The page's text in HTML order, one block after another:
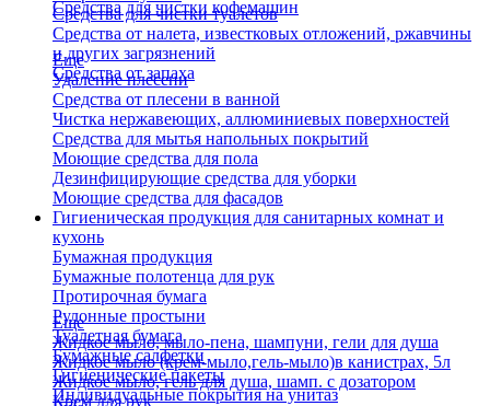
Средства для чистки кофемашин
Средства для чистки туалетов
Средства от налета, известковых отложений, ржавчины
и других загрязнений
Средства от запаха
Еще
Удаление плесени
Средства от плесени в ванной
Чистка нержавеющих, аллюминиевых поверхностей
Средства для мытья напольных покрытий
Моющие средства для пола
Дезинфицирующие средства для уборки
Моющие средства для фасадов
Гигиеническая продукция для санитарных комнат и
кухонь
Бумажная продукция
Бумажные полотенца для рук
Протирочная бумага
Рулонные простыни
Туалетная бумага
Бумажные салфетки
Гигиенические пакеты
Индивидуальные покрытия на унитаз
Еще
Жидкое мыло, мыло-пена, шампуни, гели для душа
Жидкое мыло (крем-мыло,гель-мыло)в канистрах, 5л
Жидкое мыло, гель для душа, шамп. с дозатором
Крем для рук